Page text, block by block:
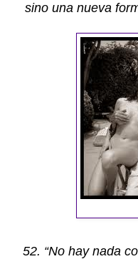
sino una nueva
52. “No hay nada